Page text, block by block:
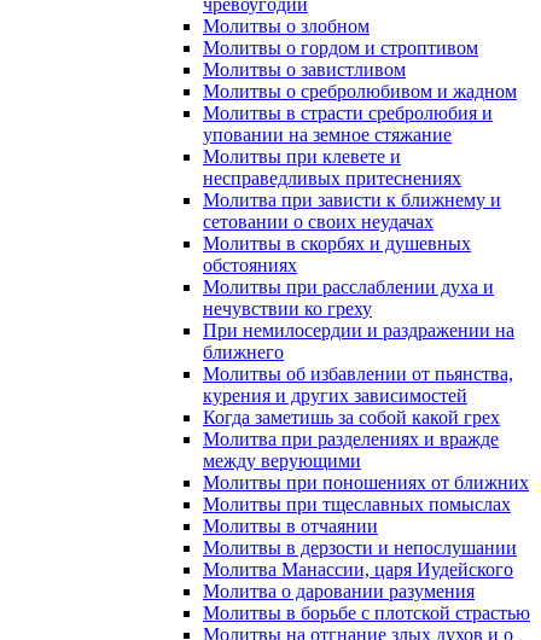
чревоугодии
Молитвы о злобном
Молитвы о гордом и строптивом
Молитвы о завистливом
Молитвы о сребролюбивом и жадном
Молитвы в страсти сребролюбия и
уповании на земное стяжание
Молитвы при клевете и
несправедливых притеснениях
Молитва при зависти к ближнему и
сетовании о своих неудачах
Молитвы в скорбях и душевных
обстояниях
Молитвы при расслаблении духа и
нечувствии ко греху
При немилосердии и раздражении на
ближнего
Молитвы об избавлении от пьянства,
курения и других зависимостей
Когда заметишь за собой какой грех
Молитва при разделениях и вражде
между верующими
Молитвы при поношениях от ближних
Молитвы при тщеславных помыслах
Молитвы в отчаянии
Молитвы в дерзости и непослушании
Молитва Манассии, царя Иудейского
Молитва о даровании разумения
Молитвы в борьбе с плотской страстью
Молитвы на отгнание злых духов и о